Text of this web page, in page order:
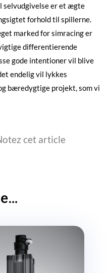
er et ægte
forhold til spillerne.
marked for simracing er
differentierende
gode intentioner vil blive
endelig vil lykkes
bæredygtige projekt, som vi
cet article